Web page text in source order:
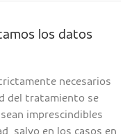
los datos
necesarios
del tratamiento se
imprescindibles
salvo en los casos en